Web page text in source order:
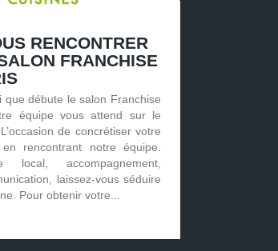
RENCONTRER
FRANCHISE
que débute le salon Franchise
équipe vous attend sur le
de concrétiser votre
rencontrant notre équipe.
local, accompagnement,
laissez-vous séduire
Pour obtenir votre...